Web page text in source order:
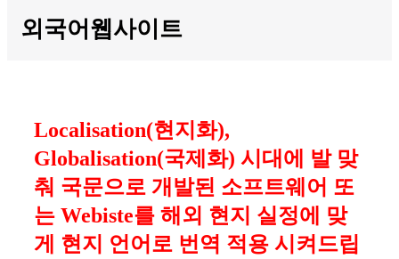
외국어웹사이트
Localisation(현지화),
Globalisation(국제화) 시대에 발 맞
춰 국문으로 개발된 소프트웨어 또
는 Webiste를 해외 현지 실정에 맞
게 현지 언어로 번역 적용 시켜드립